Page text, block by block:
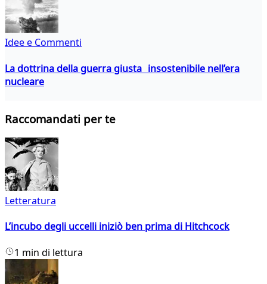
Idee e Commenti
La dottrina della guerra giusta insostenibile nell’era
nucleare
Raccomandati per te
Letteratura
L’incubo degli uccelli iniziò ben prima di Hitchcock
1 min di lettura